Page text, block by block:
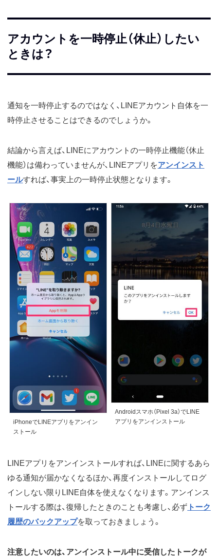
アカウントを一時停止（休止）したい
ときは？
通知を一時停止するのではなく、LINEアカウント自体を一
時停止させることはできるのでしょうか。
結論から言えば、LINEにアカウントの一時停止機能（休止
機能）は備わっていませんが、LINEアプリをアンインスト
ールすれば、事実上の一時停止状態となります。
iPhoneでLINEアプリをアンイン
ストール
Androidスマホ（Pixel 3a）でLINE
アプリをアンインストール
LINEアプリをアンインストールすれば、LINEに関するあら
ゆる通知が届かなくなるほか、再度インストールしてログ
インしない限りLINE自体を使えなくなります。アンインス
トールする際は、復帰したときのことも考慮し、必ず トーク
履歴のバックアップを取っておきましょう。
注意したいのは、アンインストール中に受信したトークが